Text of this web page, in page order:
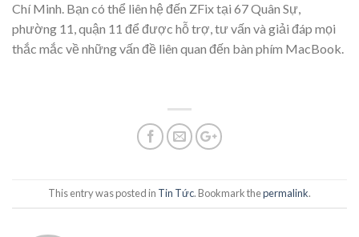
Chí Minh. Bạn có thể liên hệ đến ZFix tại 67 Quân Sự,
phường 11, quận 11 để được hỗ trợ, tư vấn và giải đáp mọi
thắc mắc về những vấn đề liên quan đến bàn phím MacBook.
This entry was posted in Tin Tức. Bookmark thepermalink.